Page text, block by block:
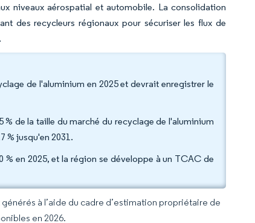
niveaux aérospatial et automobile. La consolidation
des recycleurs régionaux pour sécuriser les flux de
de l'aluminium en 2025 et devrait enregistrer le
de la taille du marché du recyclage de l'aluminium
% jusqu'en 2031.
en 2025, et la région se développe à un TCAC de
à l’aide du cadre d’estimation propriétaire de
en 2026.